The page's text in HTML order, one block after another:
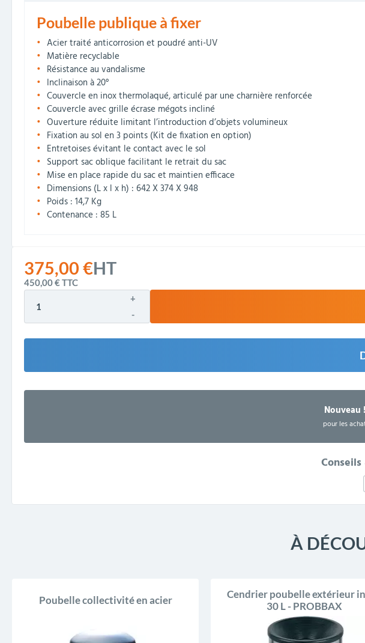
375,00 €HT
450,00 €TTC
+
-
Nouveau !
pour les
Poubelle publique à fixer
Acier traité anticorrosion et poudré anti-UV
Matière recyclable
Résistance au vandalisme
Inclinaison à 20°
Couvercle en inox thermolaqué, articulé par une charnière renforcée
Couvercle avec grille écrase mégots incliné
Ouverture réduite limitant l’introduction d’objets volumineux
Fixation au sol en 3 points (Kit de fixation en option)
Entretoises évitant le contact avec le sol
Support sac oblique facilitant le retrait du sac
Mise en place rapide du sac et maintien efficace
Dimensions (L x l x h) : 642 X 374 X 948
Poids : 14,7 Kg
Contenance : 85 L
À
Poubelle collectivité en acier
Cendrier poubelle extérieur
30 L - PROBBAX